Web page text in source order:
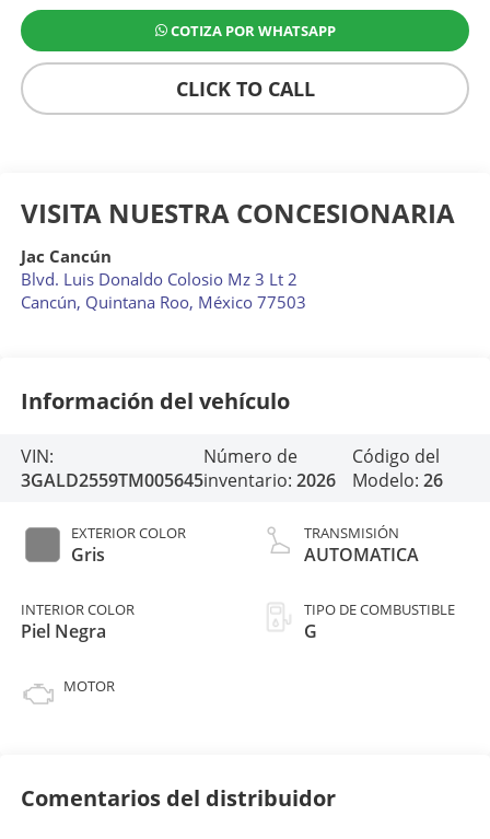
COTIZA POR WHATSAPP
CLICK TO CALL
VISITA NUESTRA CONCESIONARIA
Jac Cancún
Blvd. Luis Donaldo Colosio Mz 3 Lt 2
Cancún, Quintana Roo, México 77503
Información del vehículo
VIN:
3GALD2559TM005645
Número de
inventario: 2026
Código del
Modelo: 26
EXTERIOR COLOR
Gris
INTERIOR COLOR
Piel Negra
MOTOR
TRANSMISIÓN
AUTOMATICA
TIPO DE COMBUSTIBLE
G
Comentarios del distribuidor